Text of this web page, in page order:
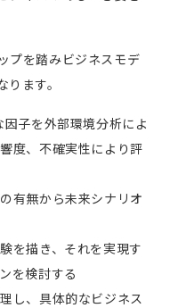
プを踏みビジネスモデ
ます。
子を外部環境分析によ
度、不確実性により評
有無から未来シナリオ
を描き、それを実現す
を検討する
し、具体的なビジネス